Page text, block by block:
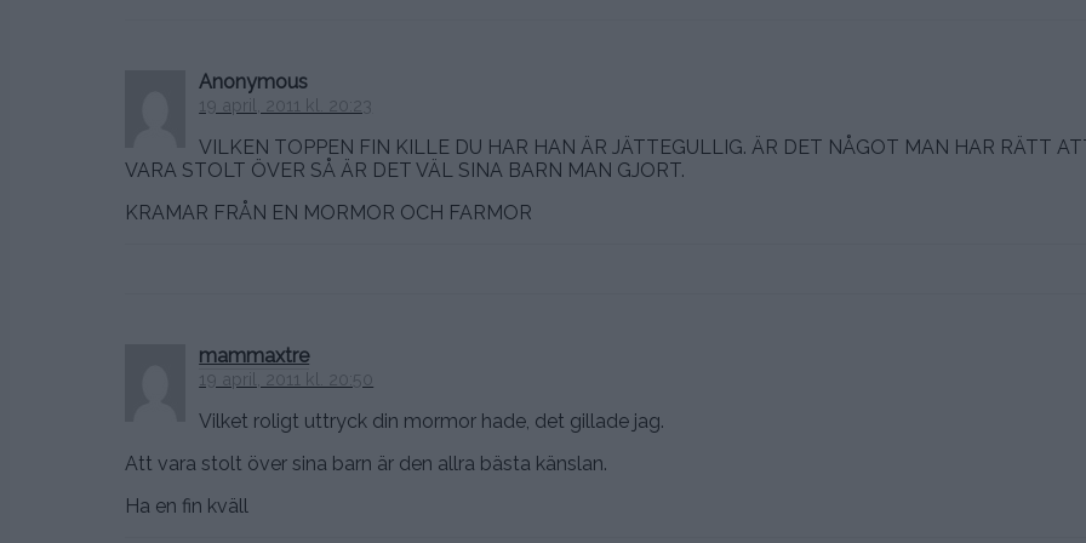
Anonymous
19 april, 2011 kl. 20:23
VILKEN TOPPEN FIN KILLE DU HAR HAN ÄR JÄTTEGULLIG. ÄR DET NÅGOT MAN HAR RÄTT
VARA STOLT ÖVER SÅ ÄR DET VÄL SINA BARN MAN GJORT.
KRAMAR FRÅN EN MORMOR OCH FARMOR
mammaxtre
19 april, 2011 kl. 20:50
Vilket roligt uttryck din mormor hade, det gillade jag.
Att vara stolt över sina barn är den allra bästa känslan.
Ha en fin kväll